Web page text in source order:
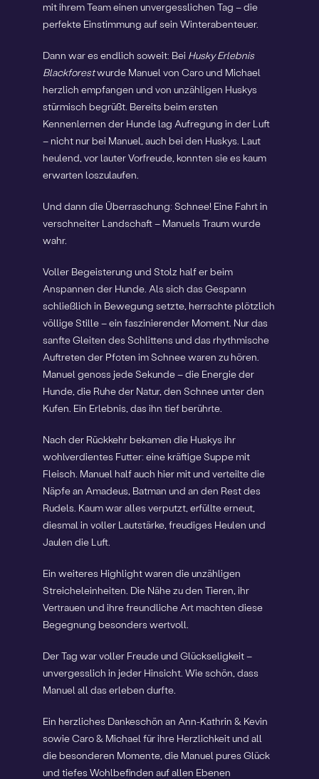
mit ihrem Team einen unvergesslichen Tag – die
perfekte Einstimmung auf sein Winterabenteuer.
Dann war es endlich soweit: Bei Husky Erlebnis
Blackforestwurde Manuel von Caro und Michael
herzlich empfangen und von unzähligen Huskys
stürmisch begrüßt. Bereits beim ersten
Kennenlernen der Hunde lag Aufregung in der Luft
– nicht nur bei Manuel, auch bei den Huskys. Laut
heulend, vor lauter Vorfreude, konnten sie es kaum
erwarten loszulaufen.
Und dann die Überraschung: Schnee! Eine Fahrt in
verschneiter Landschaft – Manuels Traum wurde
wahr.
Voller Begeisterung und Stolz half er beim
Anspannen der Hunde. Als sich das Gespann
schließlich in Bewegung setzte, herrschte plötzlich
völlige Stille – ein faszinierender Moment. Nur das
sanfte Gleiten des Schlittens und das rhythmische
Auftreten der Pfoten im Schnee waren zu hören.
Manuel genoss jede Sekunde – die Energie der
Hunde, die Ruhe der Natur, den Schnee unter den
Kufen. Ein Erlebnis, das ihn tief berührte.
Nach der Rückkehr bekamen die Huskys ihr
wohlverdientes Futter: eine kräftige Suppe mit
Fleisch. Manuel half auch hier mit und verteilte die
Näpfe an Amadeus, Batman und an den Rest des
Rudels. Kaum war alles verputzt, erfüllte erneut,
diesmal in voller Lautstärke, freudiges Heulen und
Jaulen die Luft.
Ein weiteres Highlight waren die unzähligen
Streicheleinheiten. Die Nähe zu den Tieren, ihr
Vertrauen und ihre freundliche Art machten diese
Begegnung besonders wertvoll.
Der Tag war voller Freude und Glückseligkeit –
unvergesslich in jeder Hinsicht. Wie schön, dass
Manuel all das erleben durfte.
Ein herzliches Dankeschön an Ann-Kathrin & Kevin
sowie Caro & Michael für ihre Herzlichkeit und all
die besonderen Momente, die Manuel pures Glück
und tiefes Wohlbefinden auf allen Ebenen